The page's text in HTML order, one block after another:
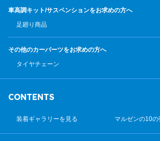
車高調キット/サスペンションをお求めの方へ
足廻り商品
その他のカーパーツをお求めの方へ
タイヤチェーン
CONTENTS
装着ギャラリーを見る マルゼンの10の